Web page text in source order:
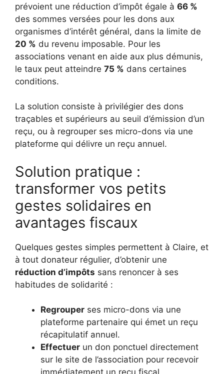
prévoient une réduction d’impôt égale à 66 %
des sommes versées pour les dons aux
organismes d’intérêt général, dans la limite de
20 % du revenu imposable. Pour les
associations venant en aide aux plus démunis,
le taux peut atteindre 75 % dans certaines
conditions.
La solution consiste à privilégier des dons
traçables et supérieurs au seuil d’émission d’un
reçu, ou à regrouper ses micro-dons via une
plateforme qui délivre un reçu annuel.
Solution pratique :
transformer vos petits
gestes solidaires en
avantages fiscaux
Quelques gestes simples permettent à Claire, et
à tout donateur régulier, d’obtenir une
réduction d’impôts sans renoncer à ses
habitudes de solidarité :
Regrouper ses micro-dons via une
plateforme partenaire qui émet un reçu
récapitulatif annuel.
Effectuer un don ponctuel directement
sur le site de l’association pour recevoir